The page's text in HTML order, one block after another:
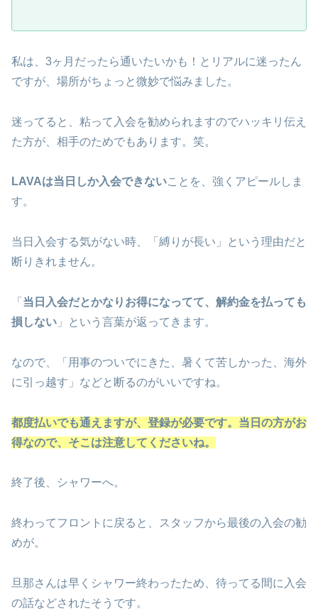
私は、3ヶ月だったら通いたいかも！とリアルに迷ったん
ですが、場所がちょっと微妙で悩みました。
迷ってると、粘って入会を勧められますのでハッキリ伝え
た方が、相手のためでもあります。笑。
LAVAは当日しか入会できないことを、強くアピールしま
す。
当日入会する気がない時、「縛りが長い」という理由だと
断りきれません。
「 当日入会だとかなりお得になってて、解約金を払っても
損しない 」という言葉が返ってきます。
なので、「用事のついでにきた、暑くて苦しかった、海外
に引っ越す」などと断るのがいいですね。
都度払いでも通えますが、登録が必要です。当日の方がお
得なので、そこは注意してくださいね。
終了後、シャワーへ。
終わってフロントに戻ると、スタッフから最後の入会の勧
めが。
旦那さんは早くシャワー終わったため、待ってる間に入会
の話などされたそうです。